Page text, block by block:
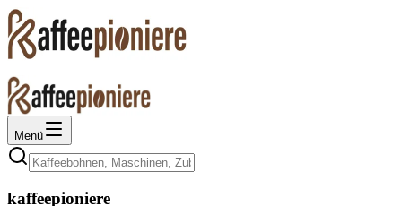
Menü
kaffeepioniere